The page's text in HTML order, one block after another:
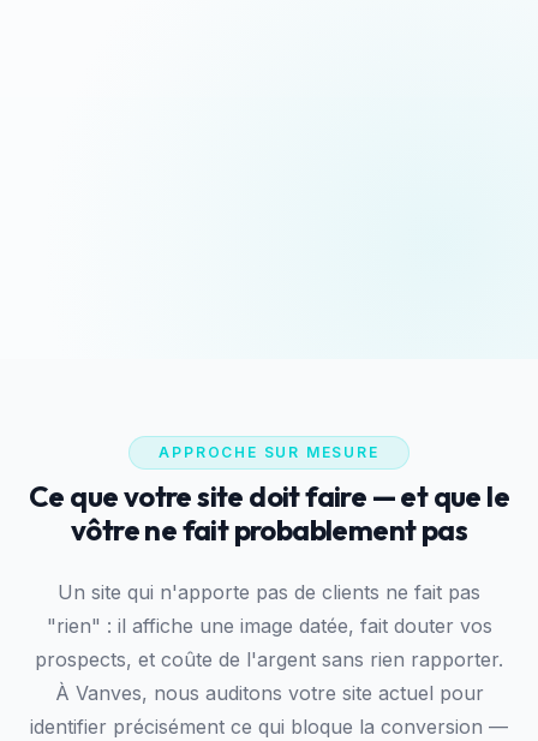
APPROCHE SUR MESURE
Ce que votre site doit faire — et que le
vôtre ne fait probablement pas
Un site qui n'apporte pas de clients ne fait pas
"rien" : il affiche une image datée, fait douter vos
prospects, et coûte de l'argent sans rien rapporter.
À Vanves, nous auditons votre site actuel pour
identifier précisément ce qui bloque la conversion —